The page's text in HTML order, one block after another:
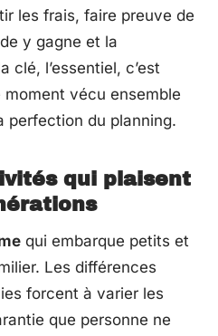
les frais, faire preuve de
y gagne et la
l’essentiel, c’est
vécu ensemble
perfection du planning.
qui plaisent
qui embarque petits et
Les différences
forcent à varier les
que personne ne